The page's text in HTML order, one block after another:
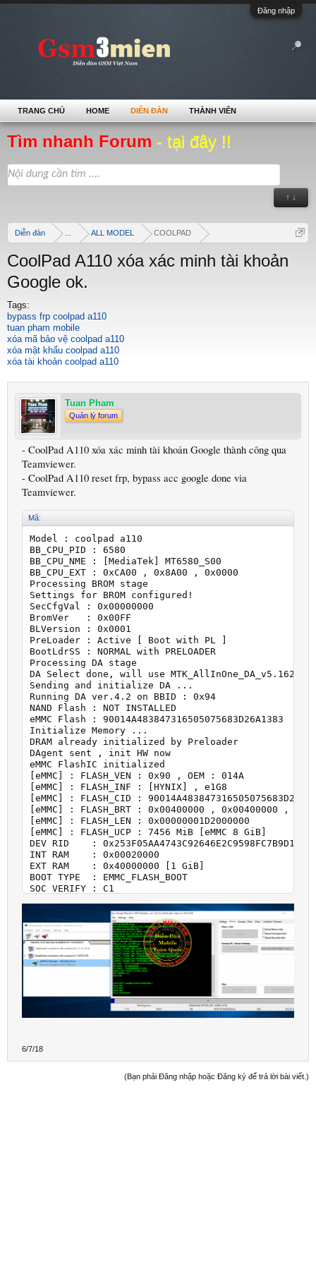
Đăng nhập
Tìm nhanh Forum - tại đây !!
↑ ↓
Diễn đàn ALL MODEL COOLPAD
CoolPad A110 xóa xác minh tài khoản
Google ok.
Tags:
bypass frp coolpad a110
tuan pham mobile
xóa mã bảo vệ coolpad a110
xóa mật khẩu coolpad a110
xóa tài khoản coolpad a110
Tuan Pham
Quản lý forum
- CoolPad A110 xóa xác minh tài khoản Google thành công qua
Teamviewer.
- CoolPad A110 reset frp, bypass acc google done via
Teamviewer.
Mã:
Model : coolpad a110
BB_CPU_PID : 6580
BB_CPU_NME : [MediaTek] MT6580_S00
BB_CPU_EXT : 0xCA00 , 0x8A00 , 0x0000
Processing BROM stage
Settings for BROM configured!
SecCfgVal : 0x00000000
BromVer   : 0x00FF
BLVersion : 0x0001
PreLoader : Active [ Boot with PL ]
BootLdrSS : NORMAL with PRELOADER
Processing DA stage
DA Select done, will use
Sending and initialize DA ...
Running DA ver.4.2 on BBID : 0x94
NAND Flash : NOT INSTALLED
eMMC Flash : 90014A483847316505075683D26A1383
Initialize Memory ...
DRAM already initialized by Preloader
DAgent sent , init HW now
eMMC FlashIC initialized
[eMMC] : FLASH_VEN : 0x90 , OEM : 014A
[eMMC] : FLASH_INF : [HYNIX] , e1G8
[eMMC] : FLASH_CID :
[eMMC] : FLASH_BRT : 0x00400000 , 0x00400000 ,
[eMMC] : FLASH_LEN : 0x00000001D2000000
[eMMC] : FLASH_UCP : 7456 MiB [eMMC 8 GiB]
DEV RID    : 0x253F05AA4743C92646E2C9598FC7B9D1
INT RAM    : 0x00020000
EXT RAM    : 0x40000000 [1 GiB]
BOOT TYPE  : EMMC_FLASH_BOOT
SOC VERIFY : C1
Clear FRP ( Google Reset Protection )
Clear Ok!
Clear DIN
Clear Ok!
Clear USERDATA
Clear Ok!
6/7/18
(Bạn phải Đăng nhập hoặc Đăng ký để trả lời bài viết.)
TRANG CHỦ HOME DIỄN ĐÀN THÀNH VIÊN